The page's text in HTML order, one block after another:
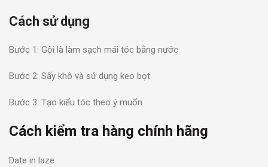
Cách sử dụng
Bước 1: Gội là làm sạch mái tóc bằng nước
Bước 2: Sấy khô và sử dụng keo bọt
Bước 3: Tạo kiểu tóc theo ý muốn.
Cách kiểm tra hàng chính hãng
Date in laze.